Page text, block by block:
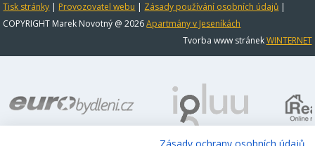
Tisk stránky | Provozovatel webu | Zásady používání osobních údajů |
COPYRIGHT Marek Novotný @ 2026Apartmány v Jeseníkách
Tvorba www stránekWINTERNET